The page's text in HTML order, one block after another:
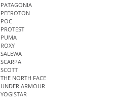
PATAGONIA
PEEROTON
POC
PROTEST
PUMA
ROXY
SALEWA
SCARPA
SCOTT
THE NORTH FACE
UNDER ARMOUR
YOGISTAR